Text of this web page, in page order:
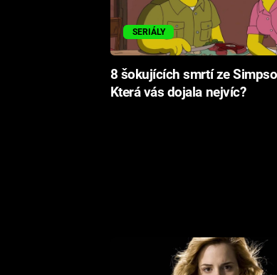
SERIÁLY
8 šokujících smrtí ze
Která vás dojala nejvíc?